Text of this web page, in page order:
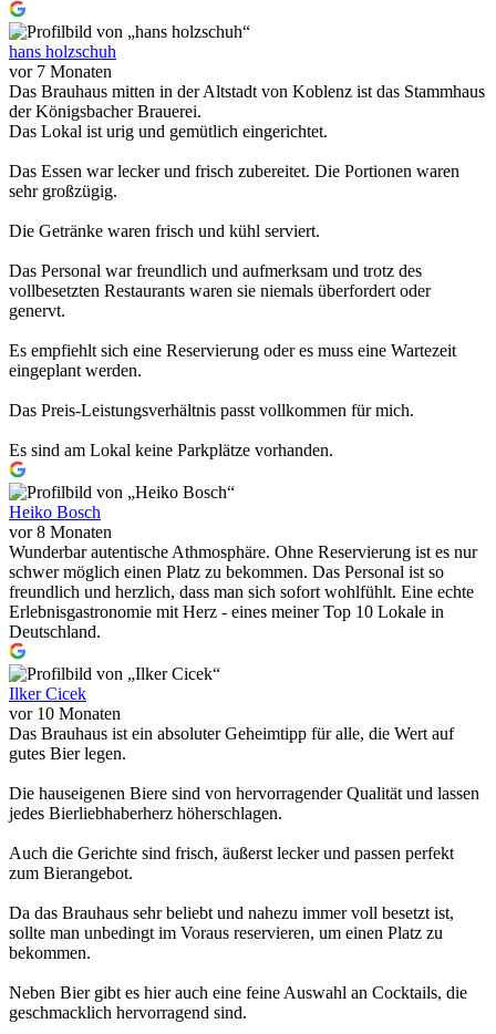
hans holzschuh
vor 7 Monaten
Das Brauhaus mitten in der Altstadt von Koblenz ist das Stammhaus
der Königsbacher Brauerei.
Das Lokal ist urig und gemütlich eingerichtet.
Das Essen war lecker und frisch zubereitet. Die Portionen waren
sehr großzügig.
Die Getränke waren frisch und kühl serviert.
Das Personal war freundlich und aufmerksam und trotz des
vollbesetzten Restaurants waren sie niemals überfordert oder
genervt.
Es empfiehlt sich eine Reservierung oder es muss eine Wartezeit
eingeplant werden.
Das Preis-Leistungsverhältnis passt vollkommen für mich.
Es sind am Lokal keine Parkplätze vorhanden.
Heiko Bosch
vor 8 Monaten
Wunderbar autentische Athmosphäre. Ohne Reservierung ist es nur
schwer möglich einen Platz zu bekommen. Das Personal ist so
freundlich und herzlich, dass man sich sofort wohlfühlt. Eine echte
Erlebnisgastronomie mit Herz - eines meiner Top 10 Lokale in
Deutschland.
Ilker Cicek
vor 10 Monaten
Das Brauhaus ist ein absoluter Geheimtipp für alle, die Wert auf
gutes Bier legen.
Die hauseigenen Biere sind von hervorragender Qualität und lassen
jedes Bierliebhaberherz höherschlagen.
Auch die Gerichte sind frisch, äußerst lecker und passen perfekt
zum Bierangebot.
Da das Brauhaus sehr beliebt und nahezu immer voll besetzt ist,
sollte man unbedingt im Voraus reservieren, um einen Platz zu
bekommen.
Neben Bier gibt es hier auch eine feine Auswahl an Cocktails, die
geschmacklich hervorragend sind.